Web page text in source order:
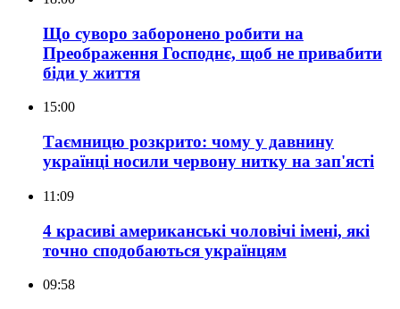
Що суворо заборонено робити на
Преображення Господнє, щоб не привабити
біди у життя
15:00
Таємницю розкрито: чому у давнину
українці носили червону нитку на зап'ясті
11:09
4 красиві американські чоловічі імені, які
точно сподобаються українцям
09:58